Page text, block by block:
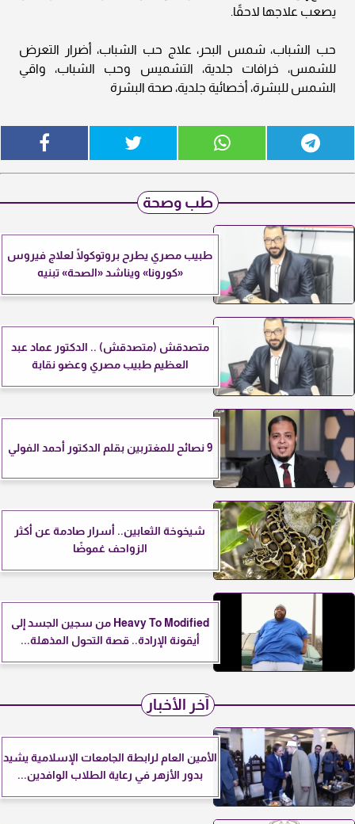
يصعب علاجها لاحقًا.
حب الشباب، شمس البحر، علاج حب الشباب، أضرار التعرض
للشمس، خرافات جلدية، التشميس وحب الشباب، واقي
الشمس للبشرة، أخصائية جلدية، صحة البشرة
طب وصحة
طبيب مصري يطرح بروتوكولًا لعلاج فيروس
«كورونا» ويناشد «الصحة» تبنيه
متصدقش (متصدقش) .. الدكتور عماد عبد
العظيم طبيب مصري وعضو نقابة
9 نصائح للمغتربين بقلم الدكتور أحمد الفولي
شيخوخة الثعابين.. أسرار صادمة عن أكثر
الزواحف غموضًا
Heavy To Modified من سجين الجسد إلى
أيقونة الإرادة.. قصة التحول المذهلة...
آخر الأخبار
الأمين العام لرابطة الجامعات الإسلامية يشيد
بدور الأزهر في رعاية الطلاب الوافدين...